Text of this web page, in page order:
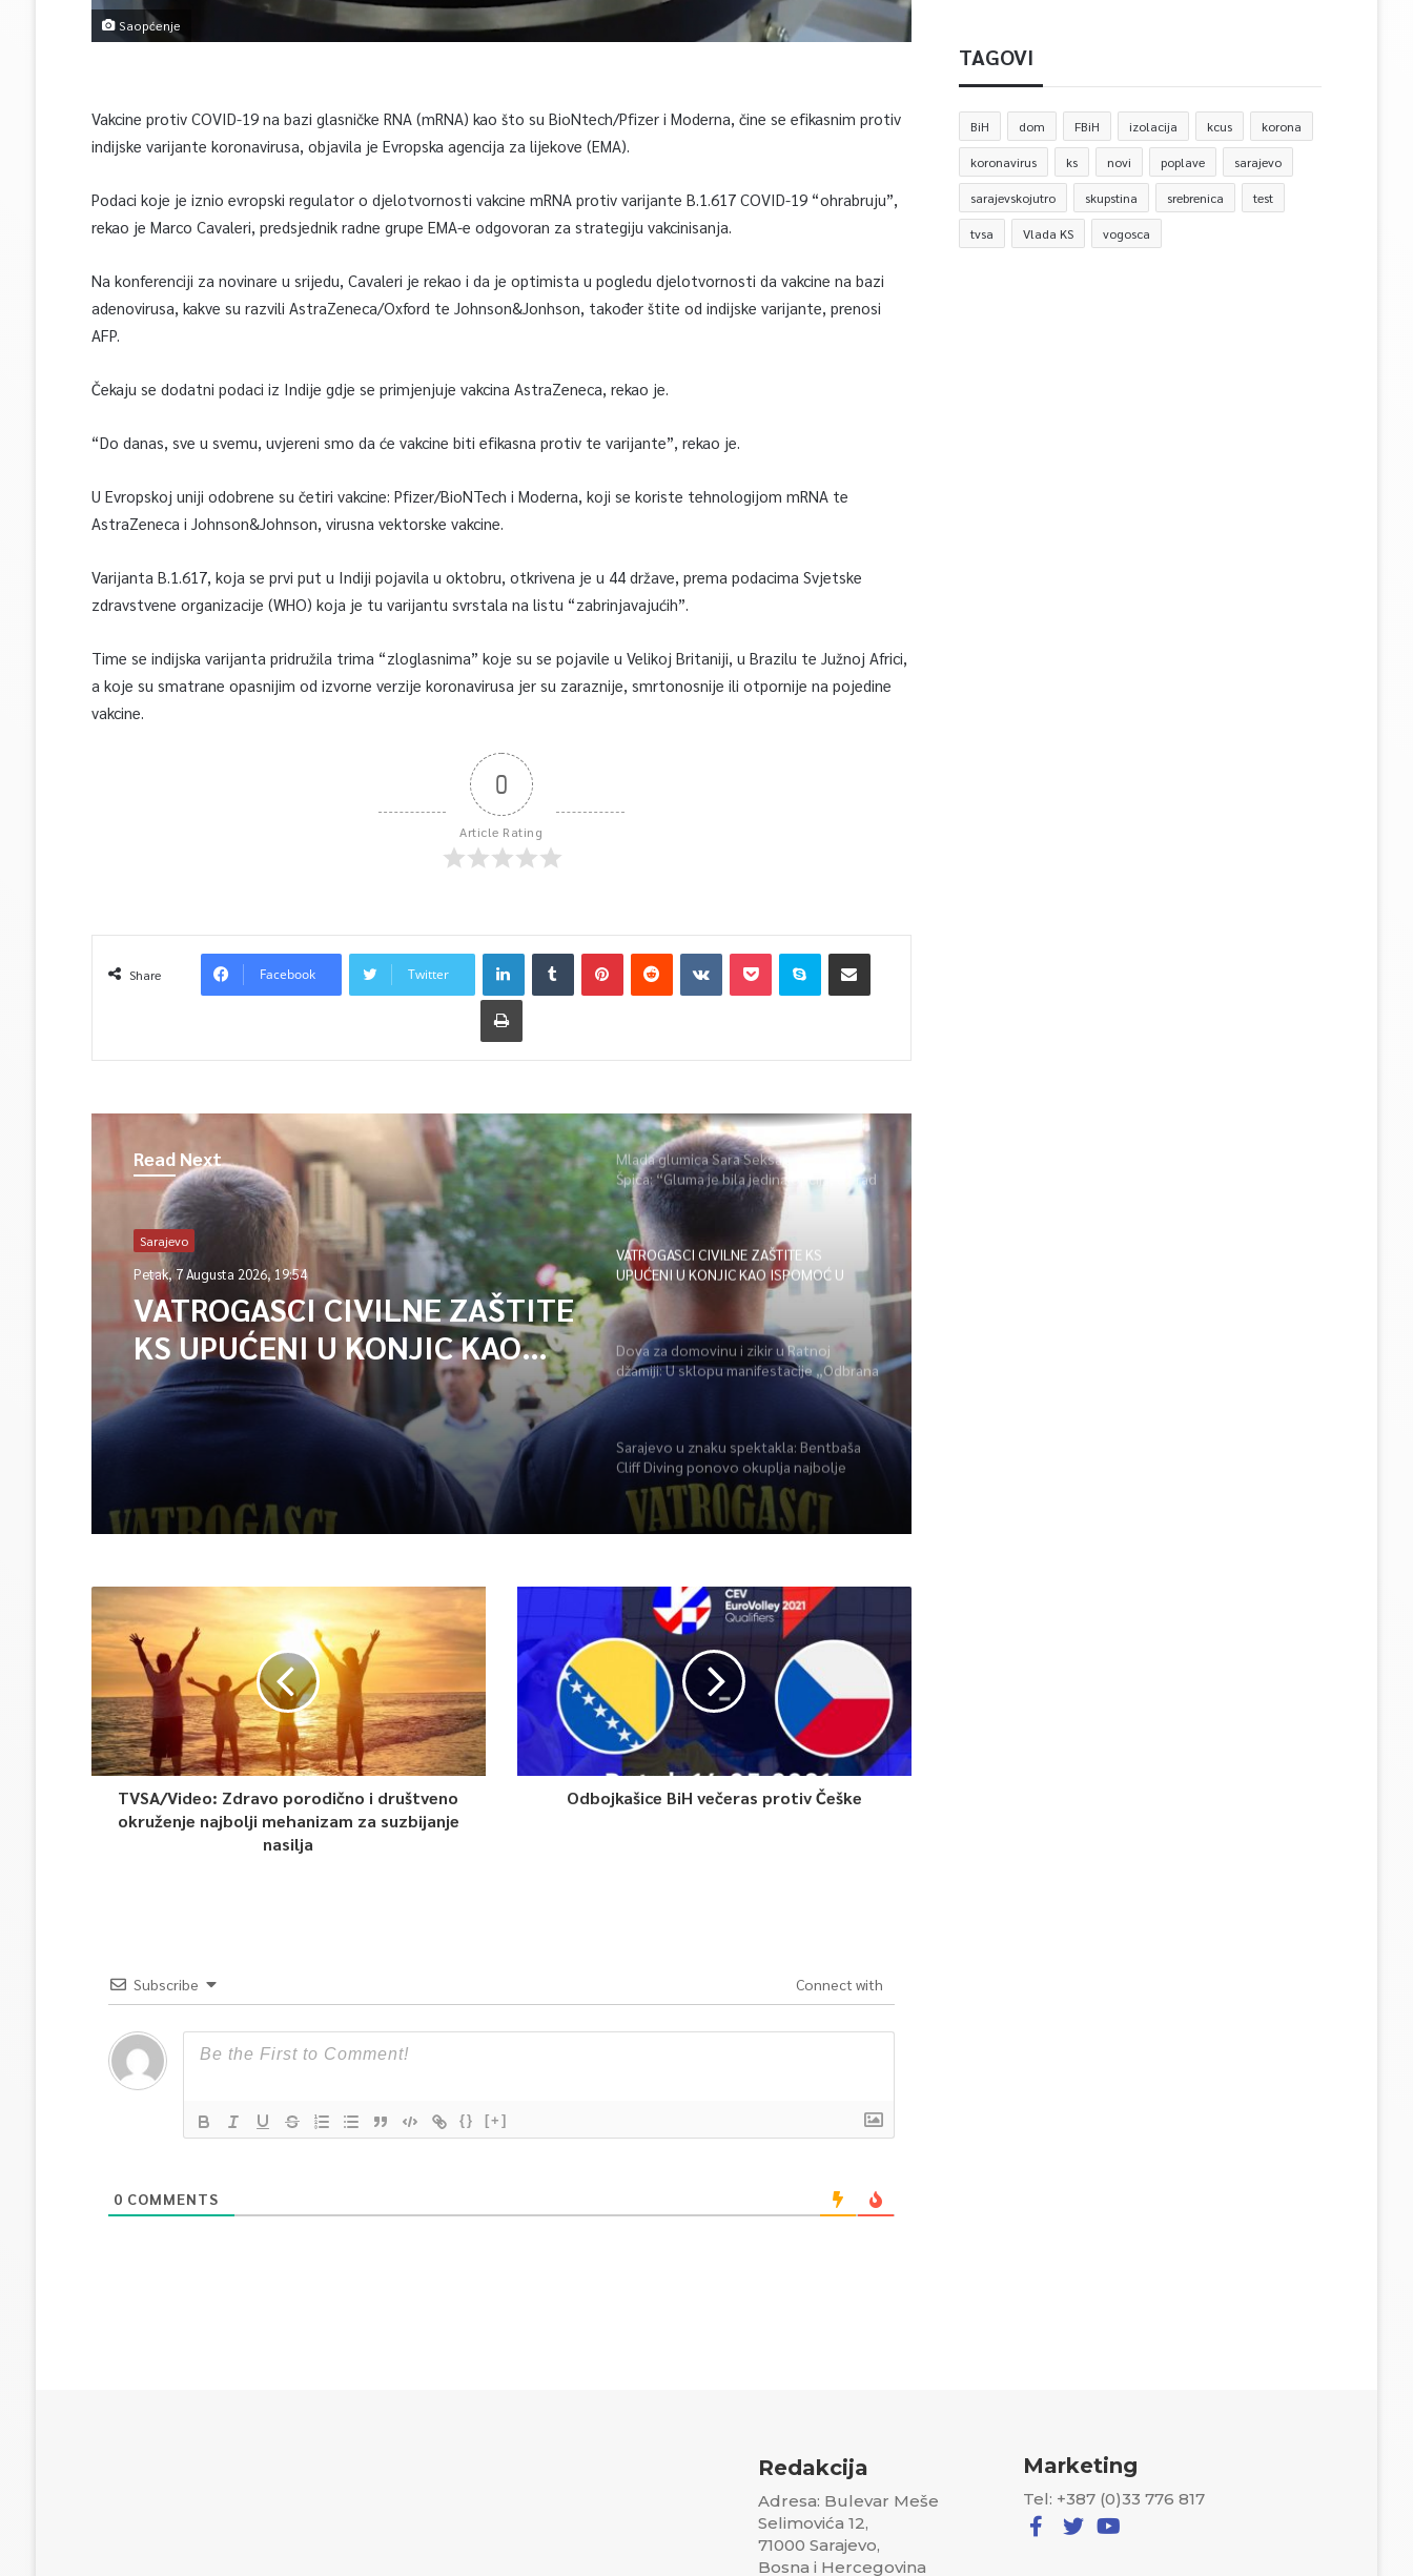
Saopćenje
Vakcine protiv COVID-19 na bazi glasničke RNA (mRNA) kao što su BioNtech/Pfizer i Moderna, čine se efikasnim protiv
indijske varijante koronavirusa, objavila je Evropska agencija za lijekove (EMA).
Podaci koje je iznio evropski regulator o djelotvornosti vakcine mRNA protiv varijante B.1.617 COVID-19 “ohrabruju”,
rekao je Marco Cavaleri, predsjednik radne grupe EMA-e odgovoran za strategiju vakcinisanja.
Na konferenciji za novinare u srijedu, Cavaleri je rekao i da je optimista u pogledu djelotvornosti da vakcine na bazi
adenovirusa, kakve su razvili AstraZeneca/Oxford te Johnson&Jonhson, također štite od indijske varijante, prenosi
AFP.
Čekaju se dodatni podaci iz Indije gdje se primjenjuje vakcina AstraZeneca, rekao je.
“Do danas, sve u svemu, uvjereni smo da će vakcine biti efikasna protiv te varijante”, rekao je.
U Evropskoj uniji odobrene su četiri vakcine: Pfizer/BioNTech i Moderna, koji se koriste tehnologijom mRNA te
AstraZeneca i Johnson&Johnson, virusna vektorske vakcine.
Varijanta B.1.617, koja se prvi put u Indiji pojavila u oktobru, otkrivena je u 44 države, prema podacima Svjetske
zdravstvene organizacije (WHO) koja je tu varijantu svrstala na listu “zabrinjavajućih”.
Time se indijska varijanta pridružila trima “zloglasnima” koje su se pojavile u Velikoj Britaniji, u Brazilu te Južnoj Africi,
a koje su smatrane opasnijim od izvorne verzije koronavirusa jer su zaraznije, smrtonosnije ili otpornije na pojedine
vakcine.
0
Article Rating
Share Facebook Twitter
Read Next
Sarajevo
Petak, 7 Augusta 2026, 19:54
VATROGASCI CIVILNE ZAŠTITE
KS UPUĆENI U KONJIC KAO
ISPOMOĆ U GAŠENJU POŽARA
Mlada glumica Sara Seksan u emisiji
Špica: “Gluma je bila jedina opcija, uz rad
i disciplinu sve je moguće”
VATROGASCI CIVILNE ZAŠTITE KS
UPUĆENI U KONJIC KAO ISPOMOĆ U
GAŠENJU POŽARA
Dova za domovinu i zikir u Ratnoj
džamiji: U sklopu manifestacije „Odbrana
BiH – Igman 2026“ odana počast
Sarajevo u znaku spektakla: Bentbaša
Cliff Diving ponovo okuplja najbolje
skakače i vrhunsku zabavu
TVSA/Video: Zdravo porodično i društveno
okruženje najbolji mehanizam za suzbijanje
nasilja
Odbojkašice BiH večeras protiv Češke
Subscribe Connect with
{} [+]
0 COMMENTS
TAGOVI
BiH dom FBiH izolacija kcus korona
koronavirus ks novi poplave sarajevo
sarajevskojutro skupstina srebrenica test
tvsa Vlada KS vogosca
Redakcija
Adresa: Bulevar Meše
Selimovića 12,
71000 Sarajevo,
Bosna i Hercegovina
Marketing
Tel: +387 (0)33 776 817